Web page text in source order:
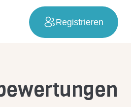
Registrieren